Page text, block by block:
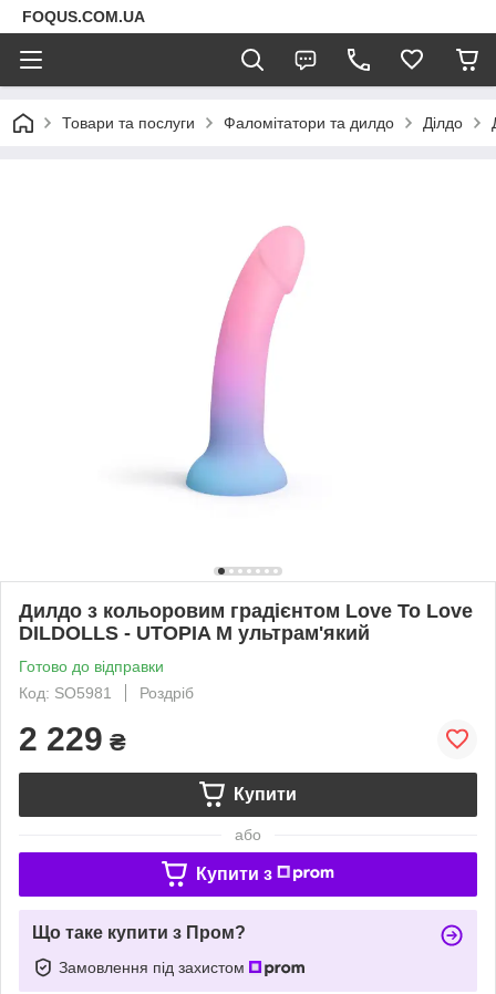
FOQUS.COM.UA
Товари та послуги Фаломітатори та дилдо Ділдо
Дилдо з кольоровим градієнтом Love To Love
DILDOLLS - UTOPIA M ультрам'який
Готово до відправки
Код: SO5981
Роздріб
2 229 ₴
Купити
або
Купити з
Що таке купити з Пром?
Замовлення під захистом